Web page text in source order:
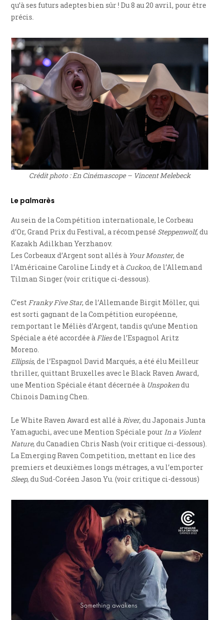
qu’à ses futurs adeptes bien sûr ! Du 8 au 20 avril, pour être
précis.
Crédit photo : En Cinémascope – Vincent Melebeck
Le palmarès
Au sein de la Compétition internationale, le Corbeau
d’Or, Grand Prix du Festival, a récompensé Steppenwolf, du
Kazakh Adilkhan Yerzhanov.
Les Corbeaux d’Argent sont allés à Your Monster, de
l’Américaine Caroline Lindy et à Cuckoo, de l’Allemand
Tilman Singer (voir critique ci-dessous).
C’estFranky Five Star, de l’Allemande Birgit Möller, qui
est sorti gagnant de la Compétition européenne,
remportant le Méliès d’Argent, tandis qu’une Mention
Spéciale a été accordée àFliesde l’Espagnol Aritz
Moreno.
Ellipsis, de l’Espagnol David Marqués, a été élu Meilleur
thriller, quittant Bruxelles avec le Black Raven Award,
une Mention Spéciale étant décernée à Unspokendu
Chinois Daming Chen.
Le White Raven Award est allé àRiver, du Japonais Junta
Yamaguchi, avec une Mention Spéciale pourIn a Violent
Nature, du Canadien Chris Nash (voir critique ci-dessous).
La Emerging Raven Competition, mettant en lice des
premiers et deuxièmes longs métrages, a vu l’emporter
Sleep, du Sud-Coréen Jason Yu. (voir critique ci-dessous)